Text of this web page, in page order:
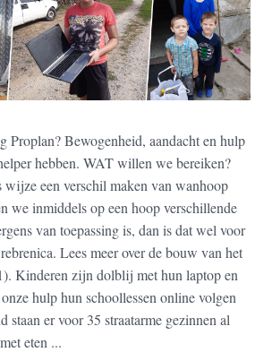
Proplan? Bewogenheid, aandacht en hulp
hebben. WAT willen we bereiken?
wijze een verschil maken van wanhoop
we inmiddels op een hoop verschillende
van toepassing is, dan is dat wel voor
Lees meer over de bouw van het
Kinderen zijn dolblij met hun laptop en
hulp hun schoollessen online volgen
staan er voor 35 straatarme gezinnen al
eten ...